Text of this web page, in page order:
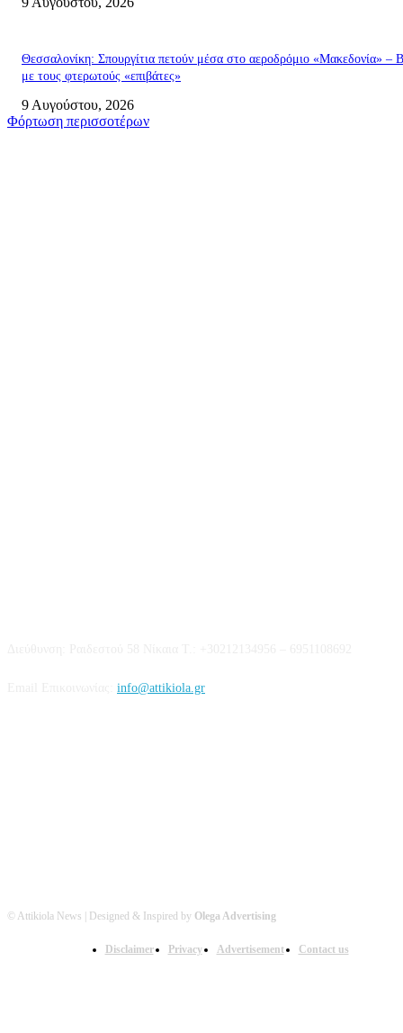
Θεσσαλονίκη: Σπουργίτια πετούν μέσα στο αεροδρόμιο «Μακεδονία» –
με τους φτερωτούς «επιβάτες»
9 Αυγούστου, 2026
Φόρτωση περισσοτέρων
info@attikiola.gr
© Attikiola News | Designed & Inspired by Olega Advertising
Disclaimer Privacy Advertisement Contact us